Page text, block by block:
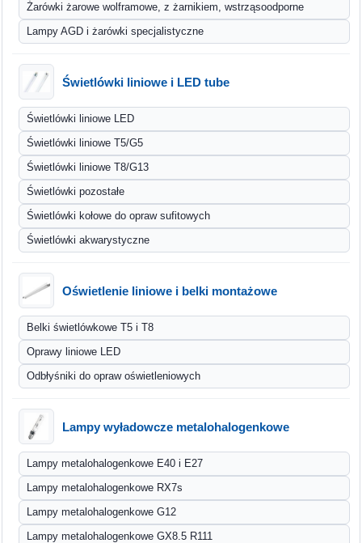
Żarówki żarowe wolframowe, z żarnikiem, wstrząsoodporne
Lampy AGD i żarówki specjalistyczne
Świetlówki liniowe i LED tube
Świetlówki liniowe LED
Świetlówki liniowe T5/G5
Świetlówki liniowe T8/G13
Świetlówki pozostałe
Świetlówki kołowe do opraw sufitowych
Świetlówki akwarystyczne
Oświetlenie liniowe i belki montażowe
Belki świetlówkowe T5 i T8
Oprawy liniowe LED
Odbłyśniki do opraw oświetleniowych
Lampy wyładowcze metalohalogenkowe
Lampy metalohalogenkowe E40 i E27
Lampy metalohalogenkowe RX7s
Lampy metalohalogenkowe G12
Lampy metalohalogenkowe GX8.5 R111